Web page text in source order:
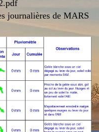
journalières de MARS